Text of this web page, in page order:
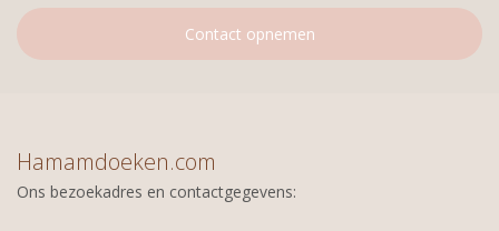
Contact opnemen
Hamamdoeken.com
Ons bezoekadres en contactgegevens: